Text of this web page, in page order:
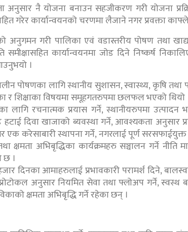
अनुसार नै योजना बनाउन सहजीकरण गरी योजना
गरेर कार्यान्वयनको चरणमा लैजाने नगर प्रवक्ता
अनुगमन गरी पालिका एवं वडास्तरीय पोषण तथा
समीक्षासहित कार्यान्वयनमा जोड दिने निष्कर्ष
।
पोषणका लागि स्थानीय सुशासन, स्वास्थ्य, कृषि
र शिक्षाका विषयमा समूहगतरुपमा छलफल भएको थियो
रचनात्मक प्रयास गर्ने, स्थानीयरुपमा उत्पादन
दिवा खाजाको ब्यवस्था गर्ने, आवश्यकता अनुसार
एक करेसाबारी स्थापना गर्ने, नगरलाई पूर्ण
क्षमता अभिबृद्धिका कार्यक्रमहरु सञ्चालन गर्ने
छ ।
दिनका आमाहरुलाई प्रभावकारी परामर्श दिने,
अनुसार नियमित सेवा तथा फ्लोअप गर्ने, स्वस्थ
क्षमता अभिबृद्धि गर्ने रहेका छन् ।